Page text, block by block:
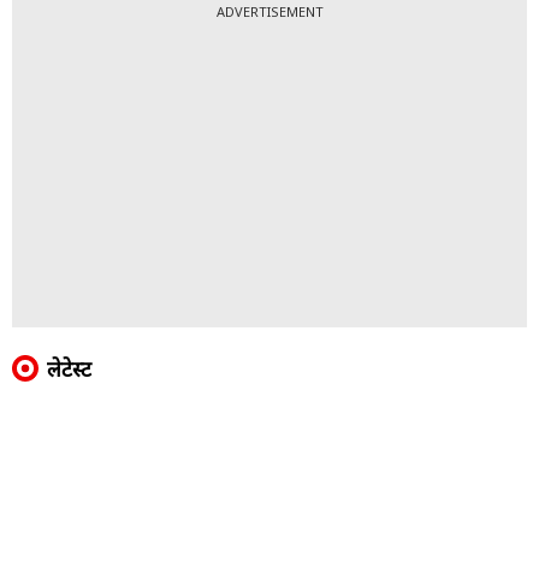
ADVERTISEMENT
लेटेस्ट